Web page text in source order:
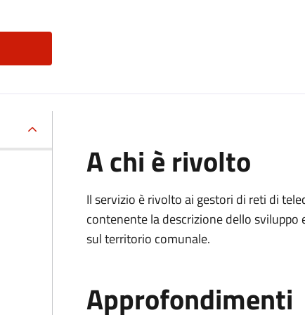
A chi è rivolto
Il servizio è rivolto ai gestori di reti di
contenente la descrizione dello
sul territorio comunale.
Approfondimenti